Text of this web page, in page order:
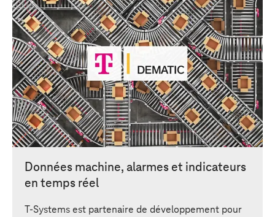
Données machine, alarmes et indicateurs
en temps réel
T-Systems est partenaire de développement pour